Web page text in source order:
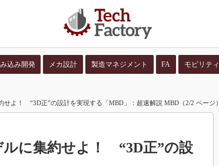
込み開発 メカ設計 製造マネジメント FA モビリティ
せよ！ “3D正”の設計を実現する「MBD」：超速解説 MBD（2/2 ページ）
ルに集約せよ！ “3D正”の設